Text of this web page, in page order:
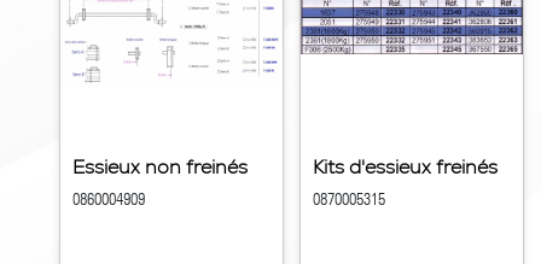
Essieux non freinés
0860004909
Kits d'essieux freinés
0870005315